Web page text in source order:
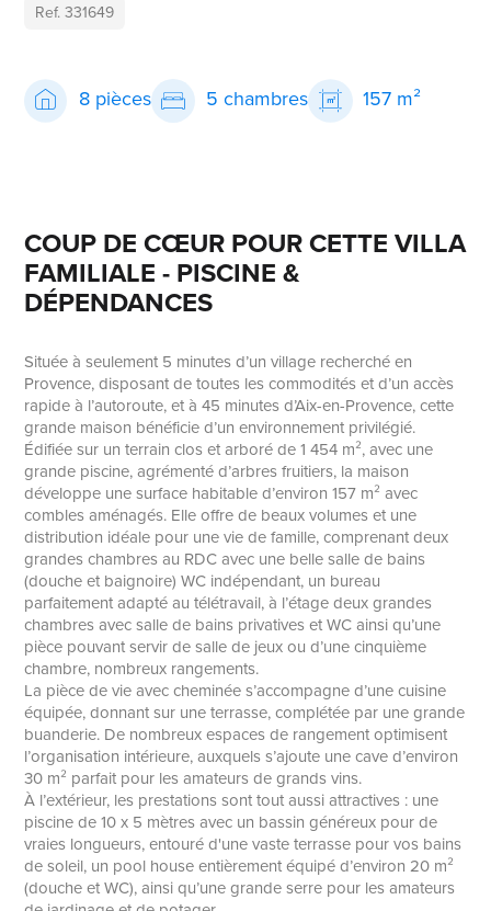
Ref. 331649
8 pièces 5 chambres 157 m²
COUP DE CŒUR POUR CETTE VILLA
FAMILIALE - PISCINE &
DÉPENDANCES
Située à seulement 5 minutes d’un village recherché en
Provence, disposant de toutes les commodités et d’un accès
rapide à l’autoroute, et à 45 minutes d’Aix-en-Provence, cette
grande maison bénéficie d’un environnement privilégié.
Édifiée sur un terrain clos et arboré de 1 454 m², avec une
grande piscine, agrémenté d’arbres fruitiers, la maison
développe une surface habitable d’environ 157 m² avec
combles aménagés. Elle offre de beaux volumes et une
distribution idéale pour une vie de famille, comprenant deux
grandes chambres au RDC avec une belle salle de bains
(douche et baignoire) WC indépendant, un bureau
parfaitement adapté au télétravail, à l’étage deux grandes
chambres avec salle de bains privatives et WC ainsi qu’une
pièce pouvant servir de salle de jeux ou d’une cinquième
chambre, nombreux rangements.
La pièce de vie avec cheminée s’accompagne d’une cuisine
équipée, donnant sur une terrasse, complétée par une grande
buanderie. De nombreux espaces de rangement optimisent
l’organisation intérieure, auxquels s’ajoute une cave d’environ
30 m² parfait pour les amateurs de grands vins.
À l’extérieur, les prestations sont tout aussi attractives : une
piscine de 10 x 5 mètres avec un bassin généreux pour de
vraies longueurs, entouré d'une vaste terrasse pour vos bains
de soleil, un pool house entièrement équipé d’environ 20 m²
(douche et WC), ainsi qu’une grande serre pour les amateurs